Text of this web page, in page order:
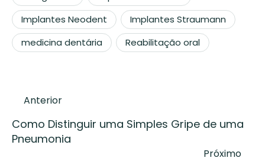
Implantes Neodent
Implantes Straumann
medicina dentária
Reabilitação oral
Anterior
Como Distinguir uma Simples Gripe de uma
Pneumonia
Próximo